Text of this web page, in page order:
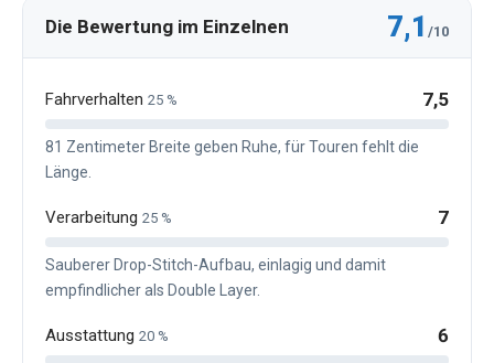
Die Bewertung im Einzelnen 7,1 /10
Fahrverhalten 25 % 7,5
81 Zentimeter Breite geben Ruhe, für Touren fehlt die
Länge.
Verarbeitung 25 % 7
Sauberer Drop-Stitch-Aufbau, einlagig und damit
empfindlicher als Double Layer.
Ausstattung 20 % 6